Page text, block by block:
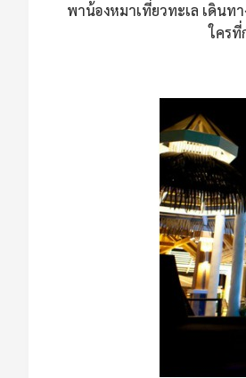
พาน้องหมาเที่ยวทะเล เดินท
ใครที่